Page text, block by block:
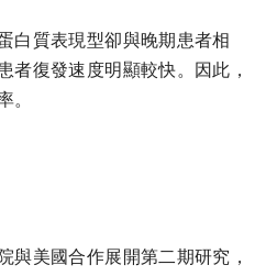
白質表現型卻與晚期患者相
者復發速度明顯較快。因此，
。
與美國合作展開第二期研究，